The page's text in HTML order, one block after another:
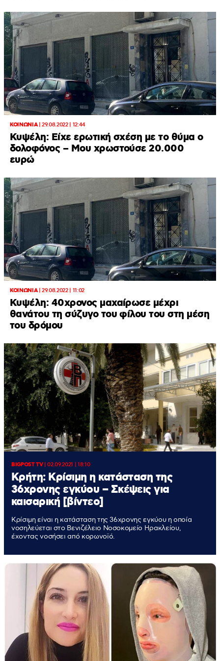
ΚΟΙΝΩΝΙΑ|29.08.2022 | 12:44
Κυψέλη: Είχε ερωτική σχέση με το θύμα ο
δολοφόνος – Μου χρωστούσε 20.000
ευρώ
ΚΟΙΝΩΝΙΑ|29.08.2022 | 11:02
Κυψέλη: 40χρονος μαχαίρωσε μέχρι
θανάτου τη σύζυγο του φίλου του στη μέση
του δρόμου
BIGPOST TV|02.09.2021 | 18:10
Κρήτη: Κρίσιμη η κατάσταση της
36χρονης εγκύου – Σκέψεις για
καισαρική [βίντεο]
Κρίσιμη είναι η κατάσταση της 36χρονης εγκύου η οποία
νοσηλεύεται στο Βενιζέλειο Νοσοκομείο Ηρακλείου,
έχοντας νοσήσει από κορωνοϊό.